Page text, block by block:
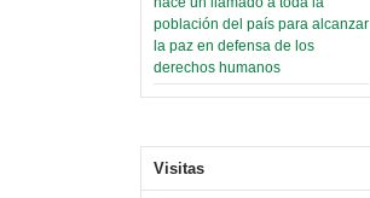
población del país para alcanzar
la paz en defensa de los
derechos humanos
Visitas